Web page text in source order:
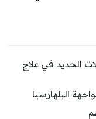
الحديد في علاج
البلهارسيا